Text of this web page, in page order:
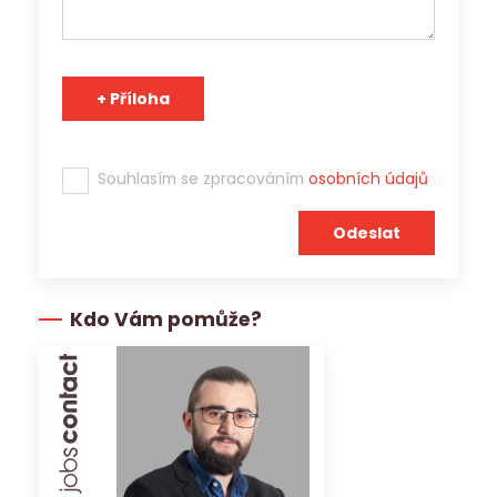
Souhlasím se zpracováním osobních údajů
Kdo Vám pomůže?